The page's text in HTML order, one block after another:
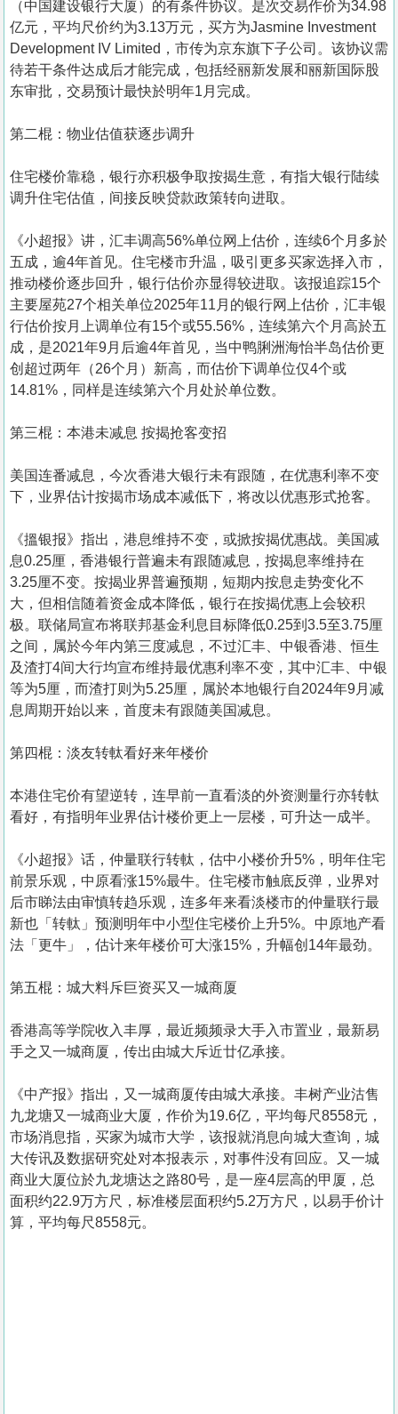
们
（中国建设银行大厦）的有条件协议。是次交易作价为34.98
亿元，平均尺价约为3.13万元，买方为Jasmine Investment
Development IV Limited，市传为京东旗下子公司。该协议需
待若干条件达成后才能完成，包括经丽新发展和丽新国际股
东审批，交易预计最快於明年1月完成。
第二棍：物业估值获逐步调升
住宅楼价靠稳，银行亦积极争取按揭生意，有指大银行陆续
调升住宅估值，间接反映贷款政策转向进取。
《小超报》讲，汇丰调高56%单位网上估价，连续6个月多於
五成，逾4年首见。住宅楼市升温，吸引更多买家选择入市，
推动楼价逐步回升，银行估价亦显得较进取。该报追踪15个
主要屋苑27个相关单位2025年11月的银行网上估价，汇丰银
行估价按月上调单位有15个或55.56%，连续第六个月高於五
成，是2021年9月后逾4年首见，当中鸭脷洲海怡半岛估价更
创超过两年（26个月）新高，而估价下调单位仅4个或
14.81%，同样是连续第六个月处於单位数。
第三棍：本港未减息 按揭抢客变招
美国连番减息，今次香港大银行未有跟随，在优惠利率不变
下，业界估计按揭市场成本减低下，将改以优惠形式抢客。
《搵银报》指出，港息维持不变，或掀按揭优惠战。美国减
息0.25厘，香港银行普遍未有跟随减息，按揭息率维持在
3.25厘不变。按揭业界普遍预期，短期内按息走势变化不
大，但相信随着资金成本降低，银行在按揭优惠上会较积
极。联储局宣布将联邦基金利息目标降低0.25到3.5至3.75厘
之间，属於今年内第三度减息，不过汇丰、中银香港、恒生
及渣打4间大行均宣布维持最优惠利率不变，其中汇丰、中银
等为5厘，而渣打则为5.25厘，属於本地银行自2024年9月减
息周期开始以来，首度未有跟随美国减息。
第四棍：淡友转軚看好来年楼价
本港住宅价有望逆转，连早前一直看淡的外资测量行亦转軚
看好，有指明年业界估计楼价更上一层楼，可升达一成半。
《小超报》话，仲量联行转軚，估中小楼价升5%，明年住宅
前景乐观，中原看涨15%最牛。住宅楼市触底反弹，业界对
后市睇法由审慎转趋乐观，连多年来看淡楼市的仲量联行最
新也「转軚」预测明年中小型住宅楼价上升5%。中原地产看
法「更牛」，估计来年楼价可大涨15%，升幅创14年最劲。
第五棍：城大料斥巨资买又一城商厦
香港高等学院收入丰厚，最近频频录大手入市置业，最新易
手之又一城商厦，传出由城大斥近廿亿承接。
《中产报》指出，又一城商厦传由城大承接。丰树产业沽售
九龙塘又一城商业大厦，作价为19.6亿，平均每尺8558元，
市场消息指，买家为城市大学，该报就消息向城大查询，城
大传讯及数据研究处对本报表示，对事件没有回应。又一城
商业大厦位於九龙塘达之路80号，是一座4层高的甲厦，总
面积约22.9万方尺，标准楼层面积约5.2万方尺，以易手价计
算，平均每尺8558元。